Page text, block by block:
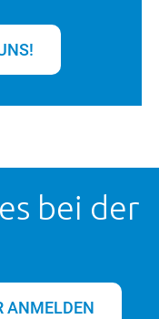
bei der
ANMELDEN